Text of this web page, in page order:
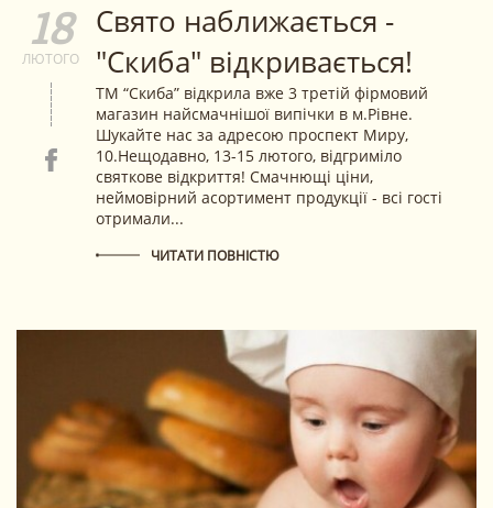
18
ЛЮТОГО
​Свято наближається -
"Скиба" відкривається!
ТМ “Скиба” відкрила вже 3️ третій фірмовий
магазин найсмачнішої випічки в м.Рівне.
Шукайте нас за адресою проспект Миру,
10.Нещодавно, 13-15 лютого, відгриміло
святкове відкриття! Смачнющі ціни,
неймовірний асортимент продукції - всі гості
отримали...
ЧИТАТИ ПОВНІСТЮ